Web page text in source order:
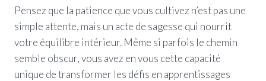
Pensez que la patience que vous cultivez n’est pas une
simple attente, mais un acte de sagesse qui nourrit
votre équilibre intérieur. Même si parfois le chemin
semble obscur, vous avez en vous cette capacité
unique de transformer les défis en apprentissages